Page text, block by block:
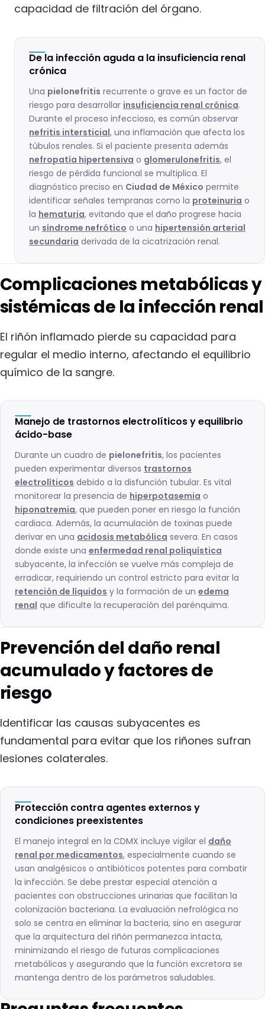
capacidad de filtración del órgano.
De la infección aguda a la insuficiencia renal
crónica
Una pielonefritis recurrente o grave es un factor de
riesgo para desarrollar insuficiencia renal crónica.
Durante el proceso infeccioso, es común observar
nefritis intersticial, una inflamación que afecta los
túbulos renales. Si el paciente presenta además
nefropatía hipertensiva o glomerulonefritis, el
riesgo de pérdida funcional se multiplica. El
diagnóstico preciso en Ciudad de México permite
identificar señales tempranas como la proteinuria o
la hematuria, evitando que el daño progrese hacia
un síndrome nefrótico o una hipertensión arterial
secundaria derivada de la cicatrización renal.
Complicaciones metabólicas y
sistémicas de la infección renal
El riñón inflamado pierde su capacidad para
regular el medio interno, afectando el equilibrio
químico de la sangre.
Manejo de trastornos electrolíticos y equilibrio
ácido-base
Durante un cuadro de pielonefritis, los pacientes
pueden experimentar diversos trastornos
electrolíticos debido a la disfunción tubular. Es vital
monitorear la presencia de hiperpotasemia o
hiponatremia, que pueden poner en riesgo la función
cardiaca. Además, la acumulación de toxinas puede
derivar en una acidosis metabólica severa. En casos
donde existe una enfermedad renal poliquística
subyacente, la infección se vuelve más compleja de
erradicar, requiriendo un control estricto para evitar la
retención de líquidos y la formación de un edema
renal que dificulte la recuperación del parénquima.
Prevención del daño renal
acumulado y factores de
riesgo
Identificar las causas subyacentes es
fundamental para evitar que los riñones sufran
lesiones colaterales.
Protección contra agentes externos y
condiciones preexistentes
El manejo integral en la CDMX incluye vigilar el daño
renal por medicamentos, especialmente cuando se
usan analgésicos o antibióticos potentes para combatir
la infección. Se debe prestar especial atención a
pacientes con obstrucciones urinarias que facilitan la
colonización bacteriana. La evaluación nefrológica no
solo se centra en eliminar la bacteria, sino en asegurar
que la arquitectura del riñón permanezca intacta,
minimizando el riesgo de futuras complicaciones
metabólicas y asegurando que la función excretora se
mantenga dentro de los parámetros saludables.